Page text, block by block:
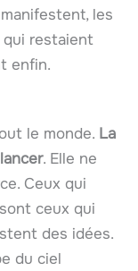
les
qui restaient
enfin.
le monde. La
. Elle ne
Ceux qui
ceux qui
des idées.
du ciel